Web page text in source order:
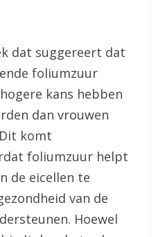
dat suggereert dat
foliumzuur
kans hebben
dan vrouwen
komt
foliumzuur helpt
de eicellen te
van de
Hoewel